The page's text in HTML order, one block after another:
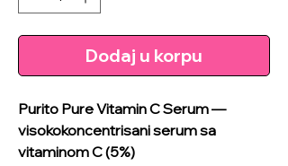
Dodaj u korpu
Purito Pure Vitamin C Serum —
visokokoncentrisani serum sa
vitaminom C (5%)